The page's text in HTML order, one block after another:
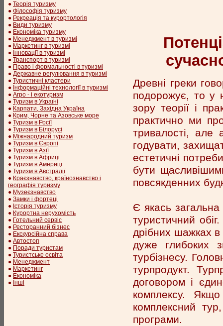
● Теорія туризму
● Філософія туризму
● Рекреація та курортологія
● Види туризму
● Економіка туризму
● Менеджмент в туризмі
● Маркетинг в туризмі
● Інновації в туризмі
● Транспорт в туризмі
● Право і формальності в туризмі
● Державне регулювання в туризмі
● Туристичні кластери
● Інформаційні технології в туризмі
● Агро - і екотуризм
● Туризм в Україні
● Карпати, Західна Україна
● Крим, Чорне та Азовське море
● Туризм в Росії
● Туризм в Білорусі
● Міжнародний туризм
● Туризм в Європі
● Туризм в Азії
● Туризм в Африці
● Туризм в Америці
● Туризм в Австралії
● Краєзнавство, країнознавство і
географія туризму
● Музеєзнавство
● Замки і фортеці
● Історія туризму
● Курортна нерухомість
● Готельний сервіс
● Ресторанний бізнес
● Екскурсійна справа
● Автостоп
● Поради туристам
● Туристське освіта
● Менеджмент
● Маркетинг
● Економіка
● Інші
Древні греки
подорожує, то у
зору теорії і
практично ми
тривалості, але
годувати,
естетичні
бути
повсякденних
Є якась
туристичний
дрібних шажках
дуже глибоких
турбізнесу.
турпродукт.
договором і
комплексу.
комплексний
програми.